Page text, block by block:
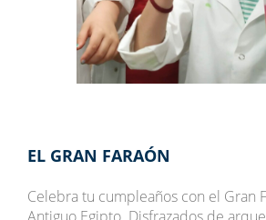
EL GRAN FARAÓN
Celebra tu cumpleaños con el Gran